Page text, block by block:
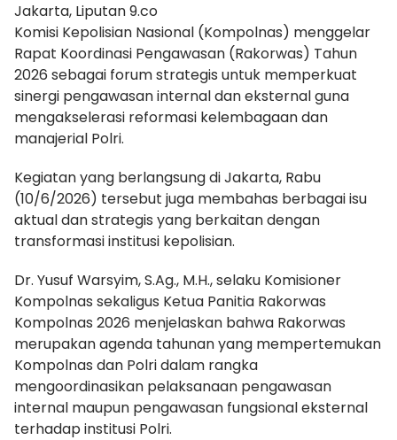
Jakarta, Liputan 9.co
Komisi Kepolisian Nasional (Kompolnas) menggelar
Rapat Koordinasi Pengawasan (Rakorwas) Tahun
2026 sebagai forum strategis untuk memperkuat
sinergi pengawasan internal dan eksternal guna
mengakselerasi reformasi kelembagaan dan
manajerial Polri.
Kegiatan yang berlangsung di Jakarta, Rabu
(10/6/2026) tersebut juga membahas berbagai isu
aktual dan strategis yang berkaitan dengan
transformasi institusi kepolisian.
Dr. Yusuf Warsyim, S.Ag., M.H., selaku Komisioner
Kompolnas sekaligus Ketua Panitia Rakorwas
Kompolnas 2026 menjelaskan bahwa Rakorwas
merupakan agenda tahunan yang mempertemukan
Kompolnas dan Polri dalam rangka
mengoordinasikan pelaksanaan pengawasan
internal maupun pengawasan fungsional eksternal
terhadap institusi Polri.